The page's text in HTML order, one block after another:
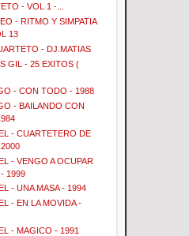
- VOL 1 -...
- RITMO Y SIMPATIA
13
- DJ.MATIAS
GIL - 25 EXITOS (
- CON TODO - 1988
- BAILANDO CON
- CUARTETERO DE
- VENGO A OCUPAR
1999
- UNA MASA - 1994
- EN LA MOVIDA -
- MAGICO - 1991